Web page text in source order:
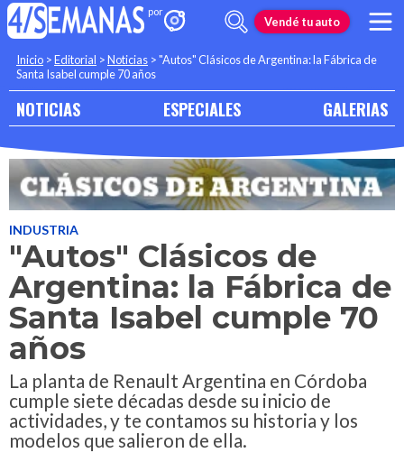
Vendé tu auto
Inicio >Editorial >Noticias >"Autos" Clásicos de Argentina: la Fábrica de
Santa Isabel cumple 70 años
NOTICIAS ESPECIALES GALERIAS
INDUSTRIA
"Autos" Clásicos de
Argentina: la Fábrica de
Santa Isabel cumple 70
años
La planta de Renault Argentina en Córdoba
cumple siete décadas desde su inicio de
actividades, y te contamos su historia y los
modelos que salieron de ella.